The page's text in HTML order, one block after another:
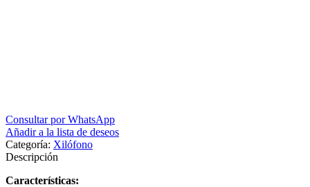
Consultar por WhatsApp
Añadir a la lista de deseos
Categoría: Xilófono
Descripción
Características: